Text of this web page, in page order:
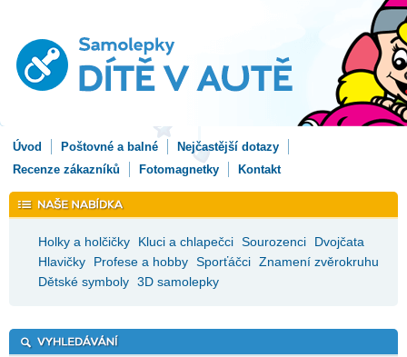
Úvod Poštovné a balné
Nejčastější dotazy
Recenze zákazníků
Fotomagnetky Kontakt
Holky a holčičky Kluci a chlapečci Sourozenci
Dvojčata
Hlavičky
Profese a hobby Sporťáčci Znamení zvěrokruhu
Dětské symboly 3D samolepky